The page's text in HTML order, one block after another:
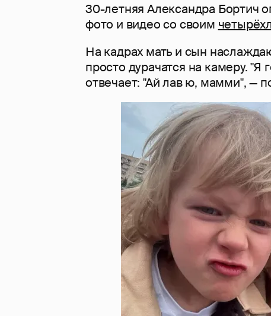
30-летняя Александра Бортич
фото и видео со своим
На кадрах мать и сын
просто дурачатся на камеру. "Я
отвечает: "Ай лав ю, мамми", —